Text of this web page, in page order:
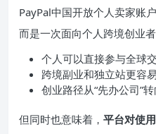
PayPal中国开放个人卖家账
而是一次面向个人跨境创业
个人可以直接参与全球
跨境副业和独立站更容
创业路径从“先办公司”
但同时也意味着， 平台对使